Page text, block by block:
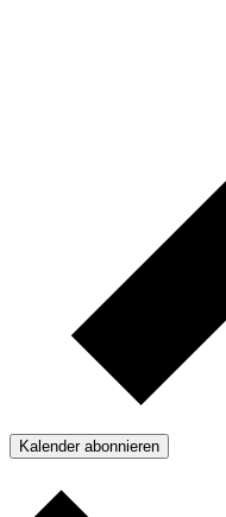
Kalender abonnieren